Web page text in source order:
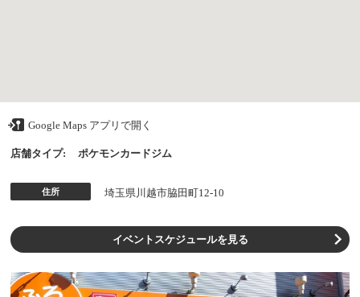
Google Maps アプリで開く
店舗タイプ: ポケモンカードジム
住所 埼玉県川越市脇田町12-10
イベントスケジュールを見る